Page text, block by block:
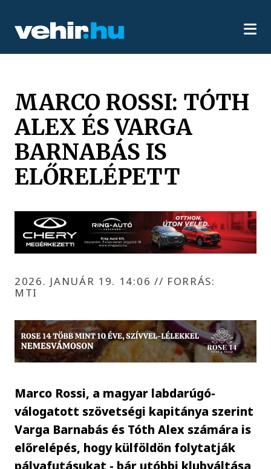
MARCO ROSSI: TÓTH
ALEX ÉS VARGA
BARNABÁS IS
ELŐRELÉPETT
2026. JANUÁR 19. 14:06 // FORRÁS:
MTI
Marco Rossi, a magyar labdarúgó-
válogatott szövetségi kapitánya szerint
Varga Barnabás és Tóth Alex számára is
előrelépés, hogy külföldön folytatják
pályafutásukat - bár utóbbi klubváltása